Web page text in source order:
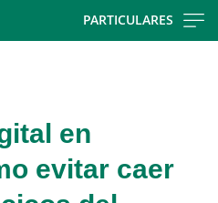
PARTICULARES
en
evitar caer